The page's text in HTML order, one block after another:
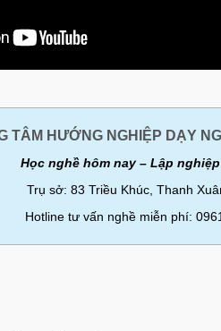
TÂM HƯỚNG NGHIỆP DẠY
Học nghề hôm nay – Lập
Trụ sở: 83 Triều Khúc, Thanh
Hotline tư vấn nghề miễn phí: